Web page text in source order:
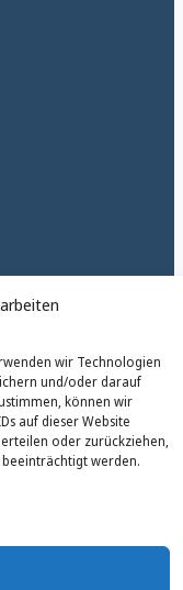
wir Technologien
und/oder darauf
können wir
auf dieser Website
oder zurückziehen,
werden.